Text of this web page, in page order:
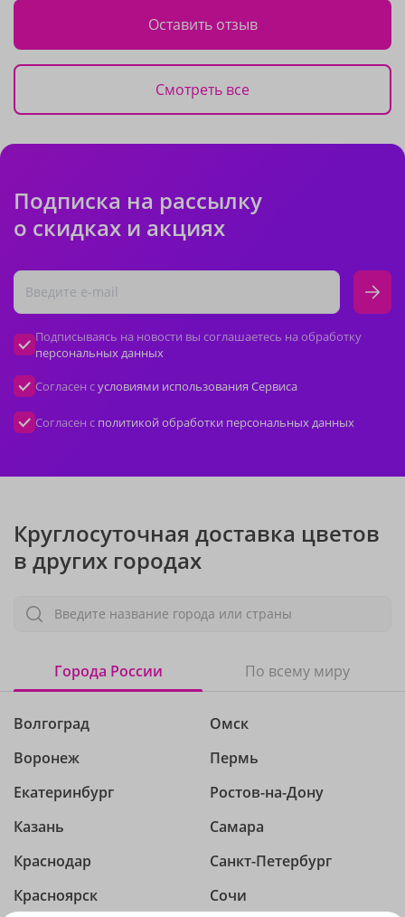
Оставить отзыв
Смотреть все
Подписка на рассылку
о скидках и акциях
Подписываясь на новости вы соглашаетесь на обработку
персональных данных
Согласен сусловиями использования Сервиса
Согласен с политикой обработки персональных данных
Круглосуточная доставка цветов
в других городах
Введите название города или страны
Города России По всему миру
Волгоград
Воронеж
Екатеринбург
Казань
Краснодар
Красноярск
Омск
Пермь
Ростов-на-Дону
Самара
Санкт-Петербург
Сочи